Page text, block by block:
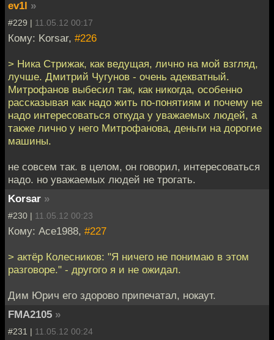
ev1l »
#229 | 11.05.12 00:17
Кому: Korsar, #226
> Ника Стрижак, как ведущая, лично на мой взгляд,
лучше. Дмитрий Чугунов - очень адекватный.
Митрофанов выбесил так, как никогда, особенно
рассказывая как надо жить по-понятиям и почему не
надо интересоваться откуда у уважаемых людей, а
также лично у него Митрофанова, деньги на дорогие
машины.
не совсем так. в целом, он говорил, интересоваться
надо. но уважаемых людей не трогать.
Korsar »
#230 | 11.05.12 00:23
Кому: Ace1988, #227
> актёр Колесников: "Я ничего не понимаю в этом
разговоре." - другого я и не ожидал.
Дим Юрич его здорово припечатал, нокаут.
FMA2105 »
#231 | 11.05.12 00:24